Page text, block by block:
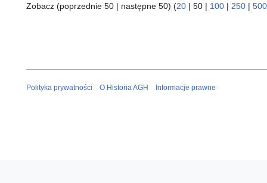
Zobacz (poprzednie 50 | następne 50) (20 | 50 | 100 | 250 | 500
Polityka prywatności O Historia AGH Informacje prawne